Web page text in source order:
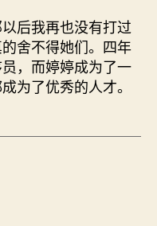
后我再也没有打过
舍不得她们。四年
，而婷婷成为了一
为了优秀的人才。